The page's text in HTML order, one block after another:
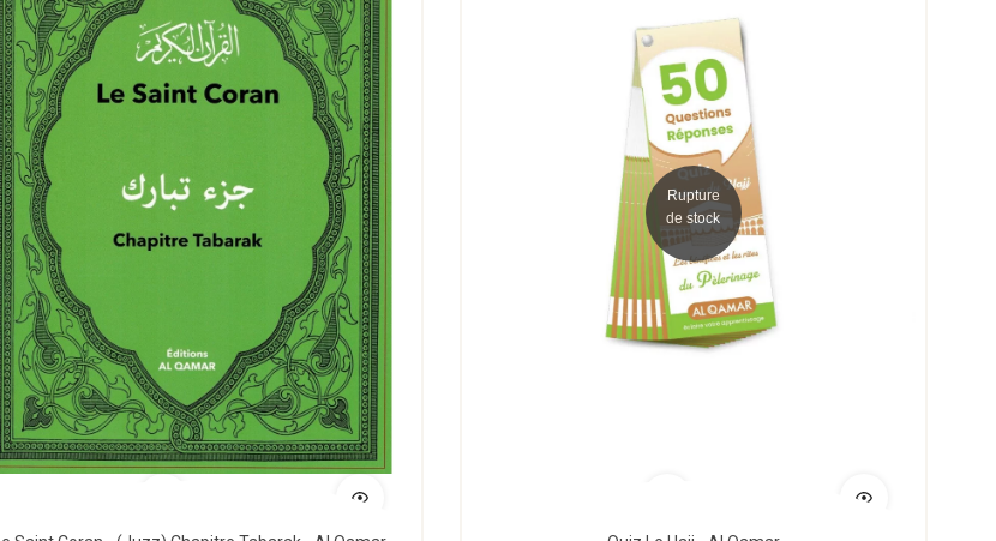
Rupture
de stock